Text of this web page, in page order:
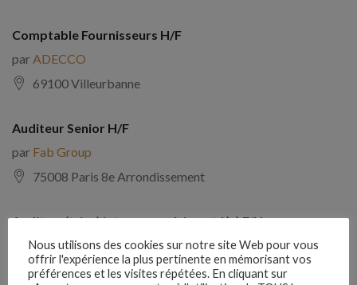
Comptable Fournisseurs H/F
par ADECCO
69100 Villeurbanne
Auditeur Senior H/F
par Fab Group
75008 Paris 8e Arrondissement
Auditeur(trice) interne expérimenté(e) F/H
parComptabilite Emploi
39130 Châtillon
Nous utilisons des cookies sur notre site Web pour vous
offrir l'expérience la plus pertinente en mémorisant vos
préférences et les visites répétées. En cliquant sur